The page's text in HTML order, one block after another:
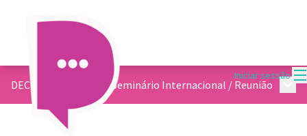
Iniciar sessão
DECIDE CONTAGEM - Seminário Internacional / Reunião